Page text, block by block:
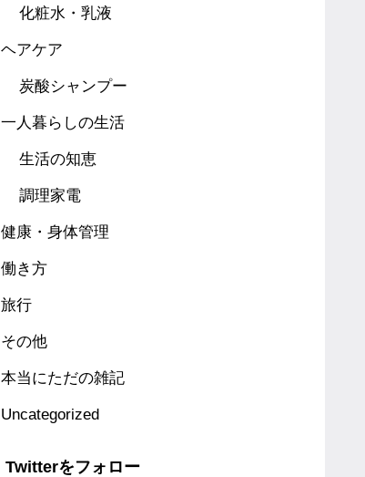
化粧水・乳液
ヘアケア
炭酸シャンプー
一人暮らしの生活
生活の知恵
調理家電
健康・身体管理
働き方
旅行
その他
本当にただの雑記
Uncategorized
Twitterをフォロー